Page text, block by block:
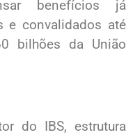
benefícios já
e convalidados até
bilhões da União
do IBS, estrutura